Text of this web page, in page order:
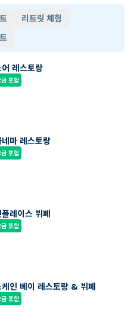
리트릿 체험
레스토랑
포함
네마 레스토랑
포함
레이스 뷔페
포함
케인 베이 레스토랑 & 뷔페
포함